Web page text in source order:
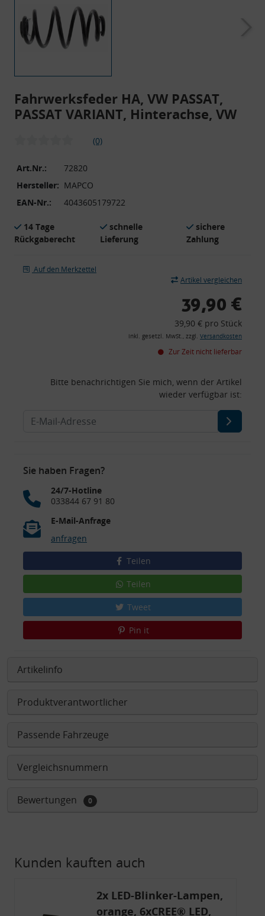
Fahrwerksfeder HA, VW PASSAT,
PASSAT VARIANT, Hinterachse, VW
(0)
Art.Nr.:
72820
Hersteller: MAPCO
EAN-Nr.:
4043605179722
14 Tage
Rückgaberecht
schnelle
Lieferung
sichere
Zahlung
Auf den Merkzettel
Artikel vergleichen
39,90 €
39,90 € pro Stück
inkl. gesetzl. MwSt., zzgl. Versandkosten
Zur Zeit nicht lieferbar
Bitte benachrichtigen Sie mich, wenn der Artikel
wieder verfügbar ist:
Sie haben Fragen?
24/7-Hotline
033844 67 91 80
E-Mail-Anfrage
anfragen
Teilen
Teilen
Tweet
Pin it
Artikelinfo
Produktverantwortlicher
Passende Fahrzeuge
Vergleichsnummern
Bewertungen 0
Kunden kauften auch
2x LED-Blinker-Lampen,
orange, 6xCREE® LED,